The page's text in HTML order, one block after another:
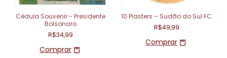
Cédula Souvenir - Presidente
Bolsonaro
R$34,99
10 Piasters – Sudão do Sul FC
R$49,99